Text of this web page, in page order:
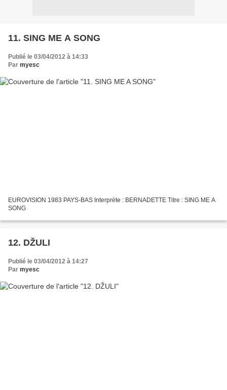
11. SING ME A SONG
Publié le 03/04/2012 à 14:33
Par myesc
EUROVISION 1983 PAYS-BAS Interprète : BERNADETTE Titre : SING ME A
SONG
12. DŽULI
Publié le 03/04/2012 à 14:27
Par myesc